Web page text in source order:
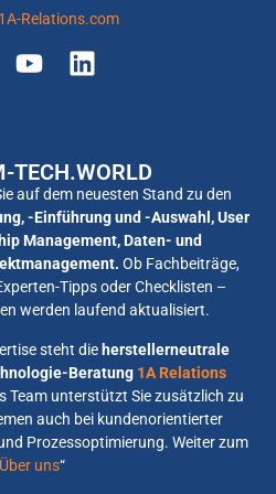
Relations.com
TECH.WORLD
auf dem neuesten Stand zu den
-Einführung und -Auswahl, User
Management, Daten- und
Ob Fachbeiträge,
Tipps oder Checklisten –
werden laufend aktualisiert.
steht dieherstellerneutrale
Beratung 1A Relations
Team unterstützt Sie zusätzlich zu
auch bei kundenorientierter
Prozessoptimierung. Weiter zum
uns“